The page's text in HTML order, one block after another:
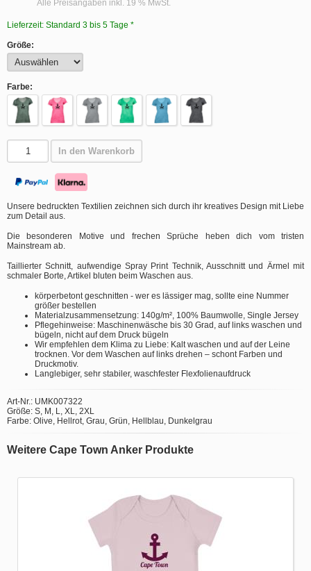
Alle Preisangaben inkl. 19 % MwSt.
Lieferzeit: Standard 3 bis 5 Tage *
Größe:
Farbe:
In den Warenkorb
Unsere bedruckten Textilien zeichnen sich durch ihr kreatives Design mit Liebe
zum Detail aus.
Die besonderen Motive und frechen Sprüche heben dich vom tristen
Mainstream ab.
Taillierter Schnitt, aufwendige Spray Print Technik, Ausschnitt und Ärmel mit
schmaler Borte, Artikel bluten beim Waschen aus.
körperbetont geschnitten - wer es lässiger mag, sollte eine Nummer
größer bestellen
Materialzusammensetzung: 140g/m², 100% Baumwolle, Single Jersey
Pflegehinweise: Maschinenwäsche bis 30 Grad, auf links waschen und
bügeln, nicht auf dem Druck bügeln
Wir empfehlen dem Klima zu Liebe: Kalt waschen und auf der Leine
trocknen. Vor dem Waschen auf links drehen – schont Farben und
Druckmotiv.
Langlebiger, sehr stabiler, waschfester Flexfolienaufdruck
Art-Nr.: UMK007322
Größe: S, M, L, XL, 2XL
Farbe: Olive, Hellrot, Grau, Grün, Hellblau, Dunkelgrau
Weitere Cape Town Anker Produkte